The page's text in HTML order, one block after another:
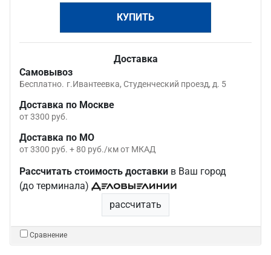
КУПИТЬ
Доставка
Самовывоз
Бесплатно. г.Ивантеевка, Студенческий проезд, д. 5
Доставка по Москве
от 3300 руб.
Доставка по МО
от 3300 руб. + 80 руб./км от МКАД
Рассчитать стоимость доставки в Ваш город
(до терминала)
рассчитать
Сравнение